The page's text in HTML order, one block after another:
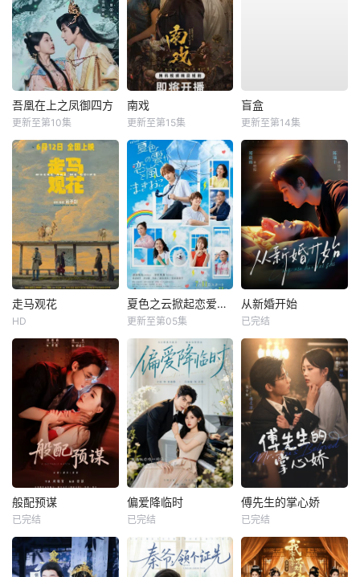
吾凰在上之凤御四方
更新至第10集
南戏
更新至第15集
盲盒
更新至第14集
走马观花
HD
夏色之云掀起恋爱与风暴
更新至第05集
从新婚开始
已完结
般配预谋
已完结
偏爱降临时
已完结
傅先生的掌心娇
已完结